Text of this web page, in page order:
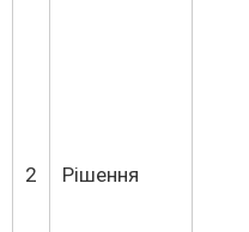
2 Рішення